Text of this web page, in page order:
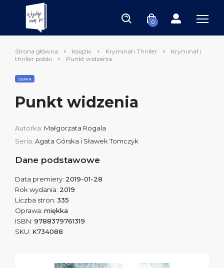
0
Strona główna Książki Kryminał i Thriller
Kryminał i
thriller polski
Punkt widzenia
SERIA
Punkt widzenia
Autorka: Małgorzata Rogala
Seria: Agata Górska i Sławek Tomczyk
Dane podstawowe
Data premiery: 2019-01-28
Rok wydania: 2019
Liczba stron: 335
Oprawa: miękka
ISBN: 9788379761319
SKU: K734088